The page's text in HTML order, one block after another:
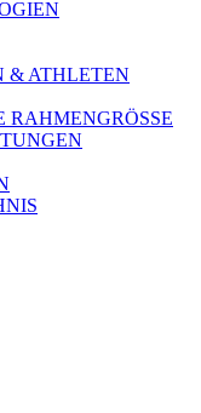
& ATHLETEN
RAHMENGRÖSSE